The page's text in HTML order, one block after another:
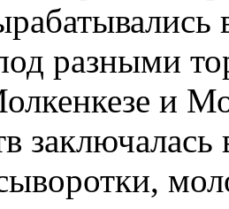
разными
и